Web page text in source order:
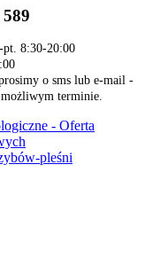
pt. 8:30-20:00
o sms lub e-mail -
terminie.
- Oferta
pleśni